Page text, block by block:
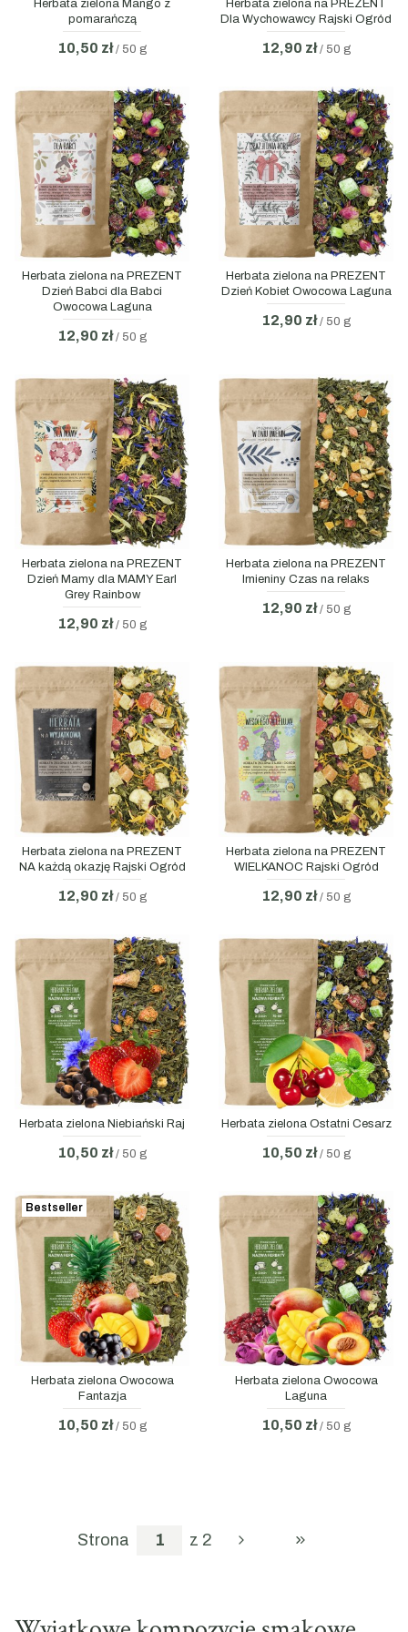
Herbata zielona Mango z
pomarańczą
10,50 zł/ 50 g
Herbata zielona na PREZENT
Dla Wychowawcy Rajski Ogród
12,90 zł/ 50 g
Herbata zielona na PREZENT
Dzień Babci dla Babci
Owocowa Laguna
12,90 zł/ 50 g
Herbata zielona na PREZENT
Dzień Kobiet Owocowa Laguna
12,90 zł/ 50 g
Herbata zielona na PREZENT
Dzień Mamy dla MAMY Earl
Grey Rainbow
12,90 zł/ 50 g
Herbata zielona na PREZENT
Imieniny Czas na relaks
12,90 zł/ 50 g
Herbata zielona na PREZENT
NA każdą okazję Rajski Ogród
12,90 zł/ 50 g
Herbata zielona na PREZENT
WIELKANOC Rajski Ogród
12,90 zł/ 50 g
Herbata zielona Niebiański Raj
10,50 zł/ 50 g
Herbata zielona Ostatni Cesarz
10,50 zł/ 50 g
Bestseller
Herbata zielona Owocowa
Fantazja
10,50 zł/ 50 g
Herbata zielona Owocowa
Laguna
10,50 zł/ 50 g
Strona z 2 PRZEJDŹ DO